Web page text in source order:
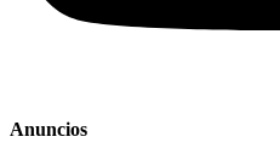
Anuncios